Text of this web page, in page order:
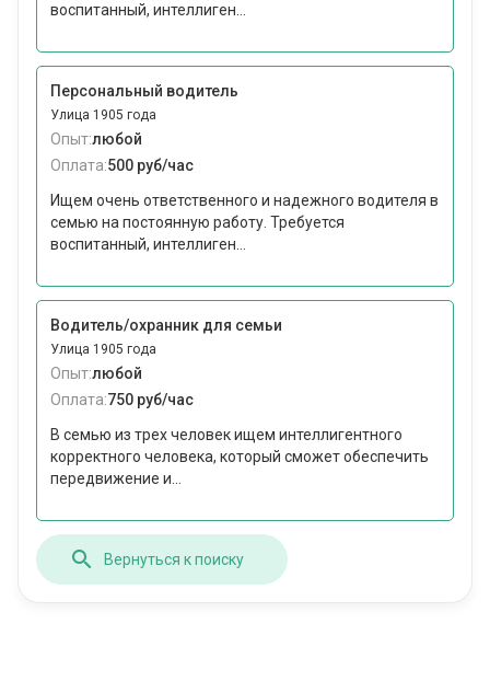
воспитанный, интеллиген...
Персональный водитель
Улица 1905 года
Опыт:любой
Оплата:500 руб/час
Ищем очень ответственного и надежного водителя в
семью на постоянную работу. Требуется
воспитанный, интеллиген...
Водитель/охранник для семьи
Улица 1905 года
Опыт:любой
Оплата:750 руб/час
В семью из трех человек ищем интеллигентного
корректного человека, который сможет обеспечить
передвижение и...
Вернуться к поиску